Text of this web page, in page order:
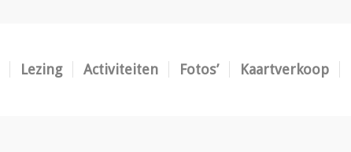
Lezing Activiteiten Fotos’ Kaartverkoop